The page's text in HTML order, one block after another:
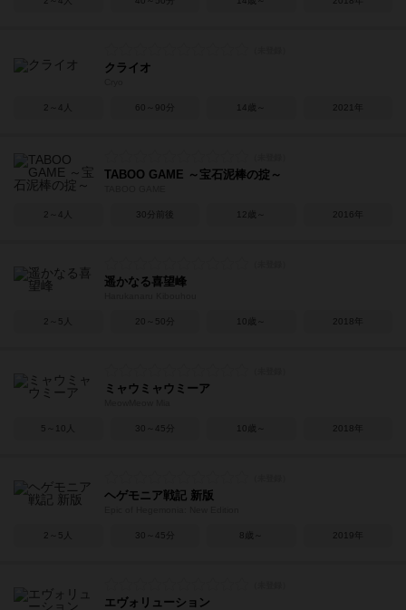
クライオ
2～4人 60～90分 14歳～ 2021年
TABOO GAME ～宝石泥棒の掟～
2～4人 30分前後 12歳～ 2016年
遥かなる喜望峰
2～5人 20～50分 10歳～ 2018年
ミャウミャウミーア
5～10人 30～45分 10歳～ 2018年
ヘゲモニア戦記 新版
2～5人 30～45分 8歳～ 2019年
エヴォリューション